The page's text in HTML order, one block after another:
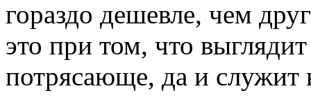
гораздо дешевле, чем
это при том, что
потрясающе, да и служит